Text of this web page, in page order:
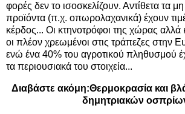
φορές δεν το ισοσκελίζουν. Αντίθετα τα
προϊόντα (π.χ. οπωρολαχανικά) έχουν
κέρδος... Οι κτηνοτρόφοι της χώρας αλλά
οι πλέον χρεωμένοι στις τράπεζες στην
ενώ ένα 40% του αγροτικού πληθυσμού
τα περιουσιακά του στοιχεία...
Διαβάστε ακόμη:Θερμοκρασία και
δημητριακών